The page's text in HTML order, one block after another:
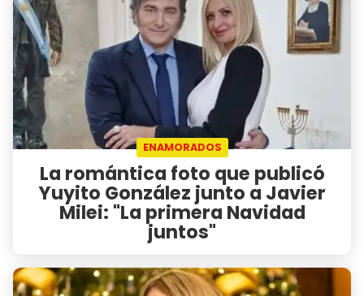
ENAMORADOS
La romántica foto que publicó
Yuyito González junto a Javier
Milei: "La primera Navidad
juntos"